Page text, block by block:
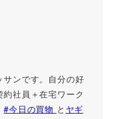
サンです。自分の好
社員＋在宅ワーク
#今日の買物 と ヤギ